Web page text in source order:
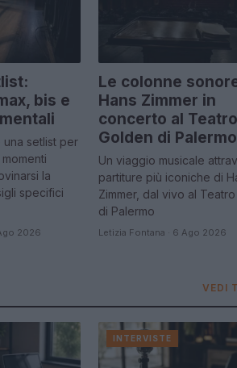
bis e
setlist per
la
specifici
2026
Le colonne
Hans Zimmer in
concerto al Teatro
Golden di Palermo
Un viaggio musicale
partiture più iconiche di
Zimmer, dal vivo al
di Palermo
Letizia Fontana · 6 Ago 2026
VEDI
INTERVISTE